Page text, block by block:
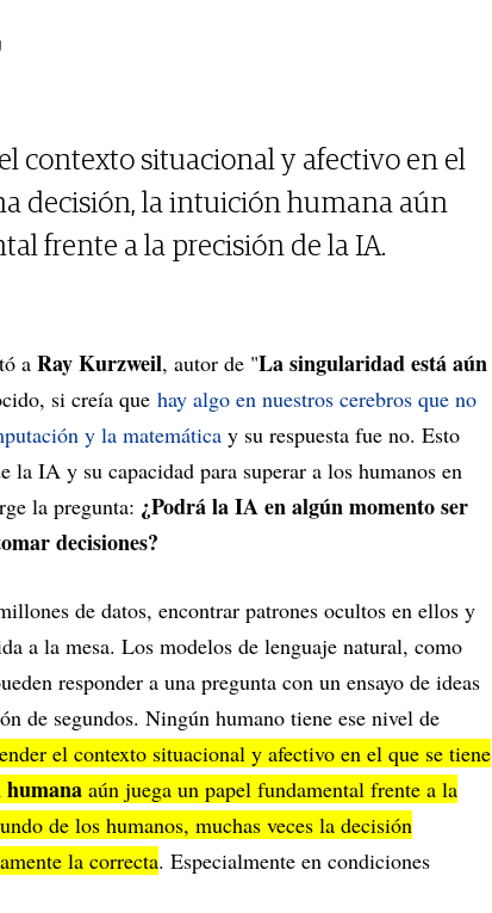
contexto situacional y afectivo en el
decisión, la intuición humana aún
frente a la precisión de la IA.
a Ray Kurzweil, autor de "La singularidad está aún
si creía que hay algo en nuestros cerebros que no
y la matemática y su respuesta fue no. Esto
la IA y su capacidad para superar a los humanos en
la pregunta: ¿Podrá la IA en algún momento ser
decisiones?
de datos, encontrar patrones ocultos en ellos y
a la mesa. Los modelos de lenguaje natural, como
responder a una pregunta con un ensayo de ideas
de segundos. Ningún humano tiene ese nivel de
el contexto situacional y afectivo en el que se tiene
aún juega un papel fundamental frente a la
de los humanos, muchas veces la decisión
la correcta. Especialmente en condiciones